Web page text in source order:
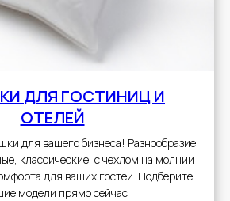
ДЛЯ ГОСТИНИЦ И
ОТЕЛЕЙ
для вашего бизнеса! Разнообразие
классические, с чехлом на молнии
для ваших гостей. Подберите
модели прямо сейчас